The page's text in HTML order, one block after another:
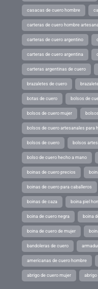
casacas de cuero hombre
carteras de cuero hombre
carteras de cuero argentino
carteras de cuero argentina
carteras argentinas de cuero
brazaletes de cuero
botas de cuero bolsos de
bolsos de cuero mujer
bolsos de cuero artesanales para
bolsos de cuero bolsos
bolso de cuero hecho a mano
boinas de cuero precios
boinas de cuero para caballeros
boinas de caza boina piel
boina de cuero negra boina
boina de cuero de mujer
bandoleras de cuero
americanas de cuero hombre
abrigo de cuero mujer abrigo